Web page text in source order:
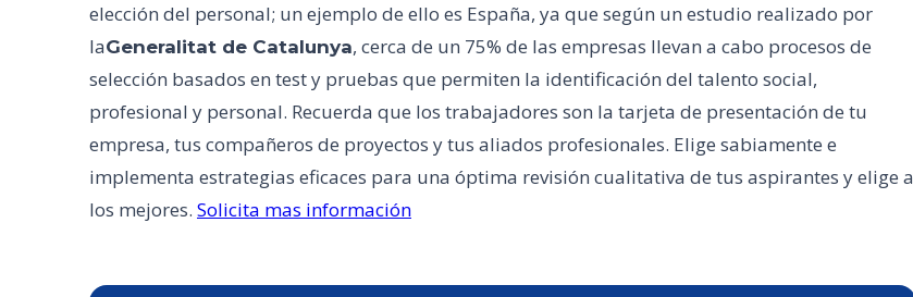
elección del personal; un ejemplo de ello es España, ya que según un estudio realizado por
laGeneralitat de Catalunya, cerca de un 75% de las empresas llevan a cabo procesos de
selección basados en test y pruebas que permiten la identificación del talento social,
profesional y personal. Recuerda que los trabajadores son la tarjeta de presentación de tu
empresa, tus compañeros de proyectos y tus aliados profesionales. Elige sabiamente e
implementa estrategias eficaces para una óptima revisión cualitativa de tus aspirantes y elige a
los mejores. Solicita mas información